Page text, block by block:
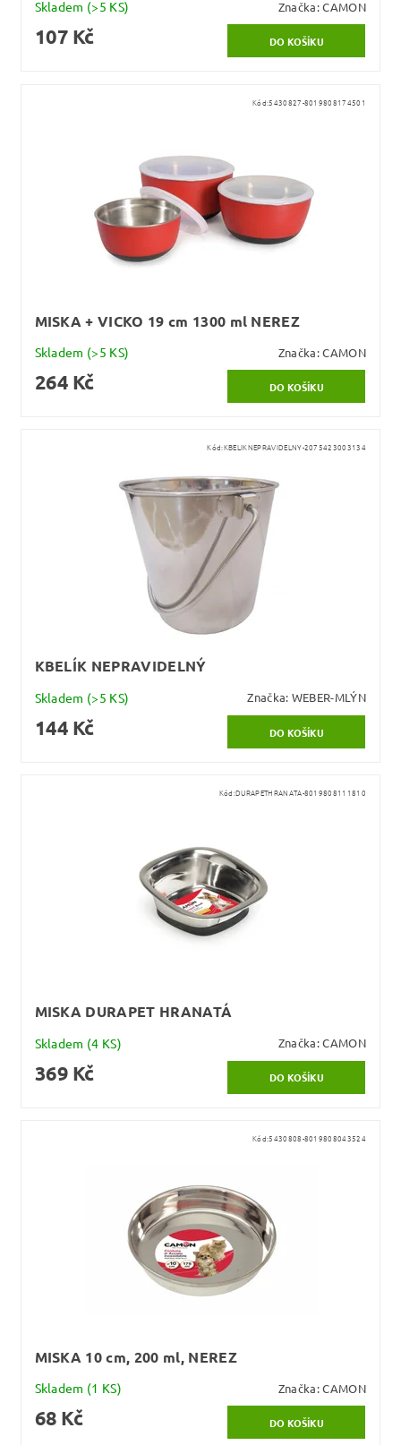
Skladem (>5 KS) Značka:CAMON
107 Kč
Kód:5430827-8019808174501
MISKA + VICKO 19 cm 1300 ml NEREZ
Skladem (>5 KS) Značka:CAMON
264 Kč
Kód:KBELIKNEPRAVIDELNY-2075423003134
KBELÍK NEPRAVIDELNÝ
Skladem (>5 KS) Značka: WEBER-MLÝN
144 Kč
Kód:DURAPETHRANATA-8019808111810
MISKA DURAPET HRANATÁ
Skladem (4 KS) Značka:CAMON
369 Kč
Kód:5430808-8019808043524
MISKA 10 cm, 200 ml, NEREZ
Skladem (1 KS) Značka:CAMON
68 Kč